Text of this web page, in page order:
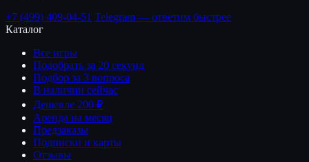
+7 (499) 409-04-51 Telegram — ответим быстрее
Каталог
Все игры
Подобрать за 20 секунд
Подбор за 3 вопроса
В наличии сейчас
Дешевле 200 ₽
Аренда на месяц
Предзаказы
Подписки и карты
Отзывы